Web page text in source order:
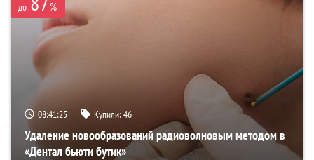
до %
08:41:24 Купили:46
Удаление новообразований радиоволновым методом в
«Дентал бьюти бутик»